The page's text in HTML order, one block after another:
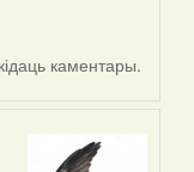
каментары.